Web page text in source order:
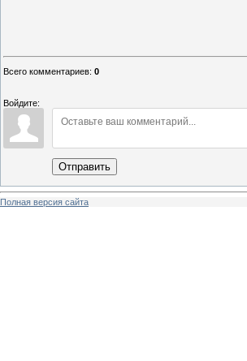
Всего комментариев: 0
Войдите:
Отправить
Полная версия сайта